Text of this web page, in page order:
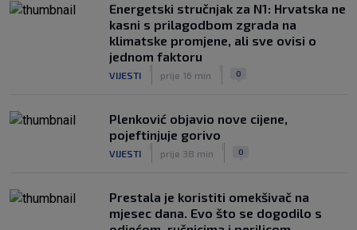
Energetski stručnjak za N1: Hrvatska ne
kasni s prilagodbom zgrada na
klimatske promjene, ali sve ovisi o
jednom faktoru
VIJESTI prije 16 min 0
Plenković objavio nove cijene,
pojeftinjuje gorivo
VIJESTI prije 38 min 0
Prestala je koristiti omekšivač na
mjesec dana. Evo što se dogodilo s